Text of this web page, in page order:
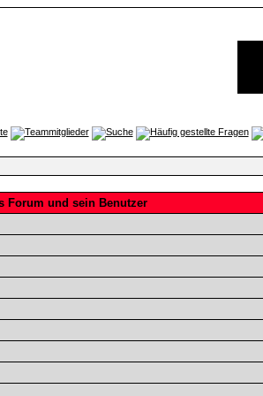
Forum und sein Benutzer